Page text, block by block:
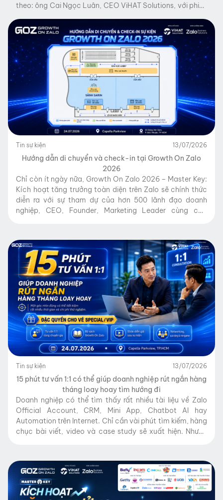
theo: ông Cai Ngọc Luân, CEO ViHAT Solutions, với phiên
thành […]
Tin sự kiện 13/07/2026
Hướng dẫn di chuyển và check-in tại Growth On Zalo
2026
Chỉ còn ít ngày nữa, Growth On Zalo 2026 – Master Key:
Kích hoạt tăng trưởng toàn diện trên Zalo sẽ chính thức
diễn ra với sự tham dự của hơn 500 lãnh đạo doanh
nghiệp, CEO, Founder, Marketing Leader cùng các
Tin sự kiện 13/07/2026
15 phút tư vấn 1:1 có thể giúp doanh nghiệp rút ngắn hàng
tháng loay hoay tìm hướng đi
Doanh nghiệp có thể tìm thấy rất nhiều tài liệu về Zalo
Official Account, CRM, Mini App, Chatbot AI hay
Automation trên Internet. Chỉ cần vài phút tìm kiếm, hàng
chục bài viết, video và case study sẽ xuất hiện. Nhưng